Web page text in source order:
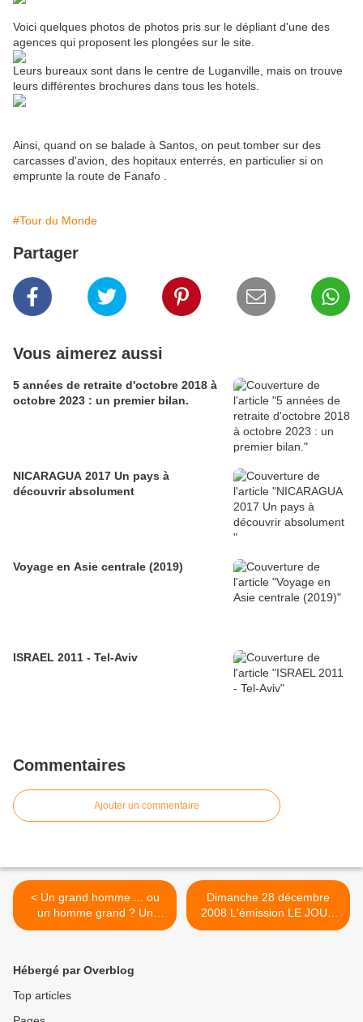
Voici quelques photos de photos pris sur le dépliant d'une des
agences qui proposent les plongées sur le site.
Leurs bureaux sont dans le centre de Luganville, mais on trouve
leurs différentes brochures dans tous les hotels.
Ainsi, quand on se balade à Santos, on peut tomber sur des
carcasses d'avion, des hopitaux enterrés, en particulier si on
emprunte la route de Fanafo .
#Tour du Monde
Partager
Vous aimerez aussi
5 années de retraite d'octobre 2018 à
octobre 2023 : un premier bilan.
NICARAGUA 2017 Un pays à
découvrir absolument
Voyage en Asie centrale (2019)
ISRAEL 2011 - Tel-Aviv
Commentaires
Ajouter un commentaire
< Un grand homme ... ou
un homme grand ? Un
salomonais ...
Dimanche 28 décembre
2008 L'émission LE JOUR
DU SEIGNEUR depuis
Hébergé par Overblog
Top articles